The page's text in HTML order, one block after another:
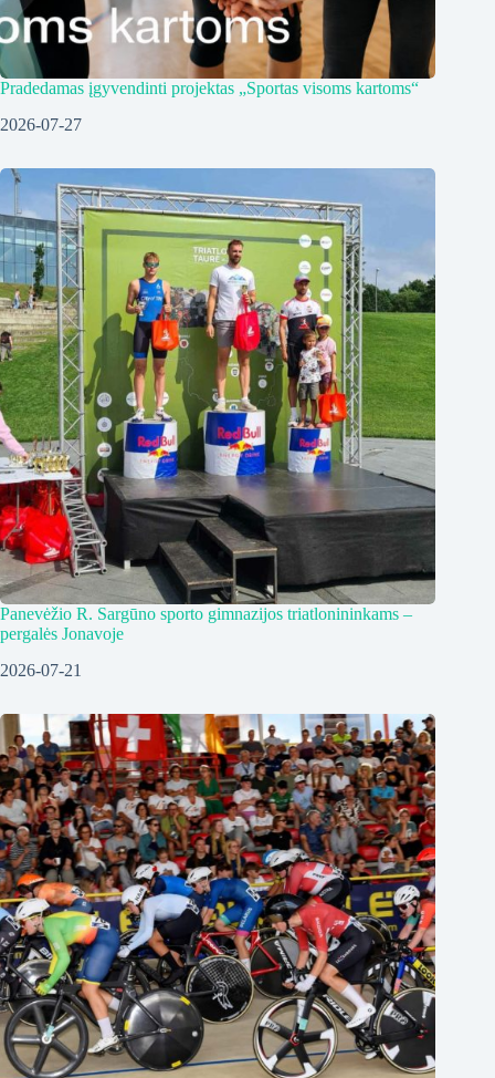
Pradedamas įgyvendinti projektas „Sportas visoms kartoms“
2026-07-27
Panevėžio R. Sargūno sporto gimnazijos triatlonininkams –
pergalės Jonavoje
2026-07-21